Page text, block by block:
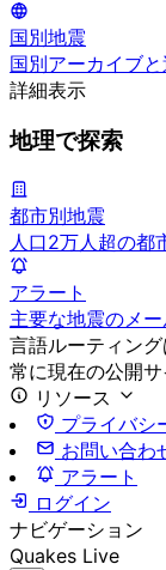
国別地震
国別アーカイブ
詳細表示
地理で探索
都市別地震
人口2万人超の都
アラート
主要な地震のメー
言語ルーティン
常に現在の公開サ
リソース
プライバシ
お問い合わ
アラート
ログイン
ナビゲーション
Quakes Live